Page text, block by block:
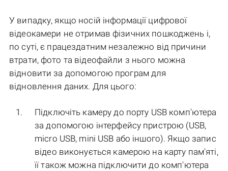
У випадку, якщо носій інформації цифрової
відеокамери не отримав фізичних пошкоджень і,
по суті, є працездатним незалежно від причини
втрати, фото та відеофайли з нього можна
відновити за допомогою програм для
відновлення даних. Для цього:
Підключіть камеру до порту USB комп'ютера
за допомогою інтерфейсу пристрою (USB,
micro USB, mini USB або іншого). Якщо запис
відео виконується камерою на карту пам'яті,
її також можна підключити до комп'ютера